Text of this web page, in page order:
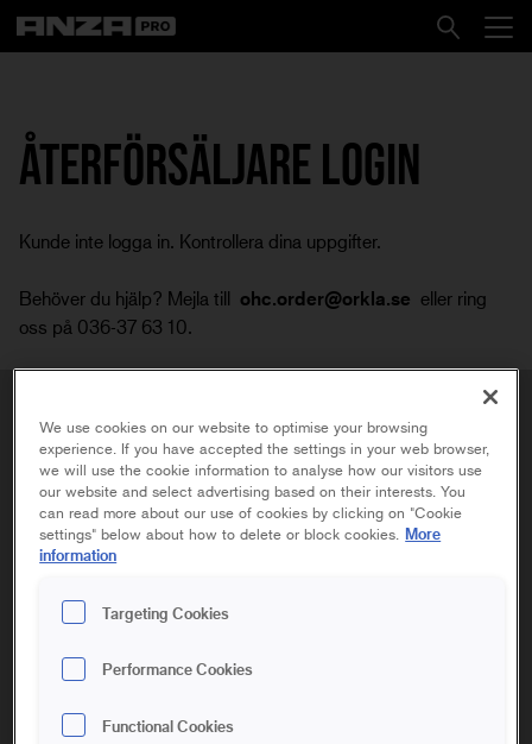
ÅTERFÖRSÄLJARE LOGIN
Kunde inte logga in. Kontrollera dina uppgifter.
Behöver du hjälp? Mejla till ohc.order@orkla.se eller ring
oss på 036-37 63 10.
LOGGA IN:
Kom ihåg mig
We use cookies on our website to optimise your browsing
experience. If you have accepted the settings in your web browser,
we will use the cookie information to analyse how our visitors use
our website and select advertising based on their interests. You
can read more about our use of cookies by clicking on "Cookie
settings" below about how to delete or block cookies. More
information
Targeting Cookies
Performance Cookies
Functional Cookies